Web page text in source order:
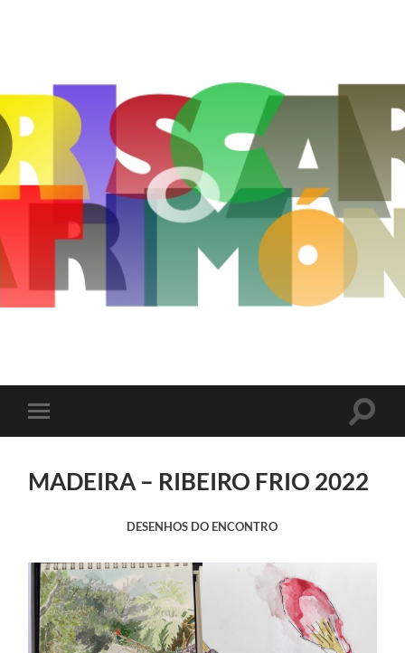
Toggle
mobile
Toggle
MADEIRA – RIBEIRO FRIO 2022
DESENHOS DO ENCONTRO